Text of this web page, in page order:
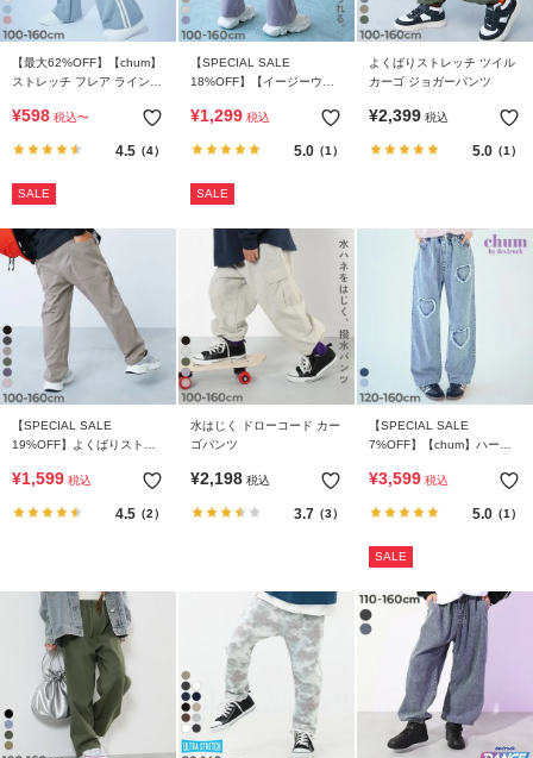
【最大62%OFF】【chum】
ストレッチ フレア ラインパ
¥598 税込〜
4.5（4）
SALE
【SPECIAL SALE
18%OFF】【イージーウォ
ケット セミフレアパンツ
¥1,299 税込
5.0（1）
SALE
よくばりストレッチ ツイル
カーゴ ジョガーパンツ
¥2,399 税込
5.0（1）
【SPECIAL SALE
19%OFF】よくばりストレ
パンツ
¥1,599 税込
4.5（2）
水はじく ドローコード カー
ゴパンツ
¥2,198 税込
3.7 （3）
【SPECIAL SALE
7%OFF】【chum】ハート
¥3,599 税込
5.0（1）
SALE